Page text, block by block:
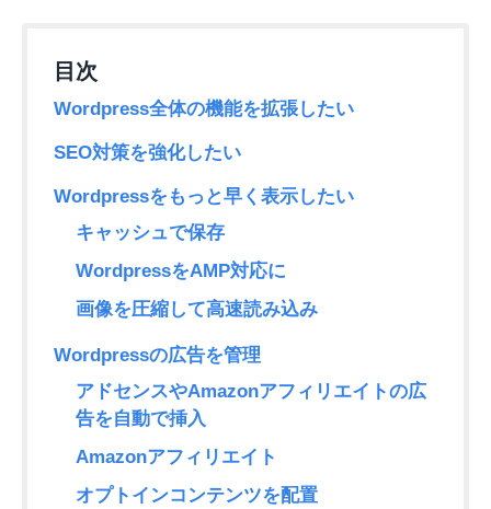
Wordpress全体の機能を拡張したい
SEO対策を強化したい
Wordpressをもっと早く表示したい
キャッシュで保存
WordpressをAMP対応に
画像を圧縮して高速読み込み
Wordpressの広告を管理
アドセンスやAmazonアフィリエイトの広
告を自動で挿入
Amazonアフィリエイト
オプトインコンテンツを配置